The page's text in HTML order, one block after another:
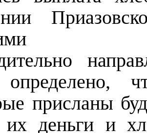
присланы
их деньги и